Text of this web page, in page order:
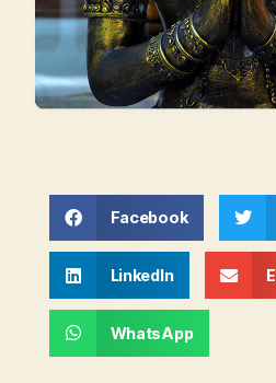
Facebook
LinkedIn
WhatsApp